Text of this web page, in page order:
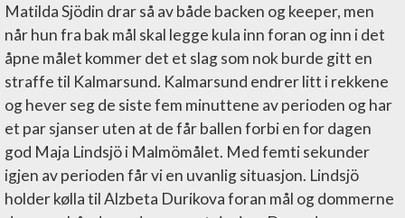
Matilda Sjödin drar så av både backen og keeper, men
når hun fra bak mål skal legge kula inn foran og inn i det
åpne målet kommer det et slag som nok burde gitt en
straffe til Kalmarsund. Kalmarsund endrer litt i rekkene
og hever seg de siste fem minuttene av perioden og har
et par sjanser uten at de får ballen forbi en for dagen
god Maja Lindsjö i Malmömålet. Med femti sekunder
igjen av perioden får vi en uvanlig situasjon. Lindsjö
holder kølla til Alzbeta Durikova foran mål og dommerne